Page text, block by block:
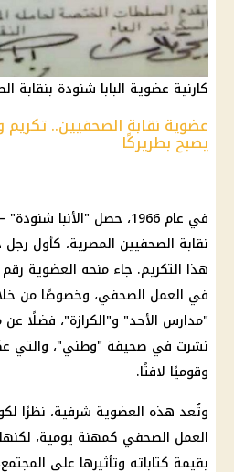
كارنية عضوية البابا شنودة بنقابة
عضوية نقابة الصحفيين..
يصبح بطريركًا
في عام 1966، حصل
نقابة الصحفيين المصرية، كأول
في العمل الصحفي، وخصوصًا من
"مدارس الأحد" و"الكرازة"، فضلًا
نشرت في صحيفة "وطني"، والتي
وقوميًا لافتًا.
وتُعد هذه العضوية شرفية، نظرًا
العمل الصحفي كمهنة يومية،
بقيمة كتاباته وتأثيرها على